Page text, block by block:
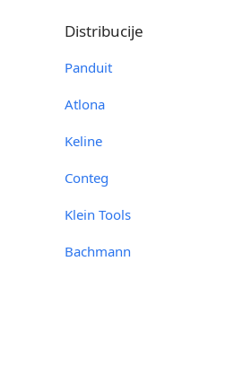
Distribucije
Panduit
Atlona
Keline
Conteg
Klein Tools
Bachmann